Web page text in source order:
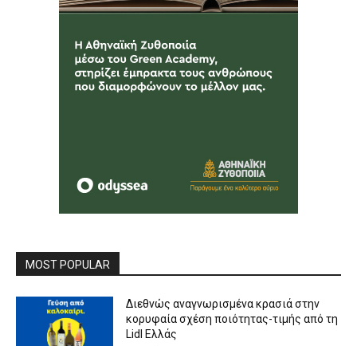
MOST POPULAR
Διεθνώς αναγνωρισμένα κρασιά στην
κορυφαία σχέση ποιότητας-τιμής από τη
Lidl Ελλάς